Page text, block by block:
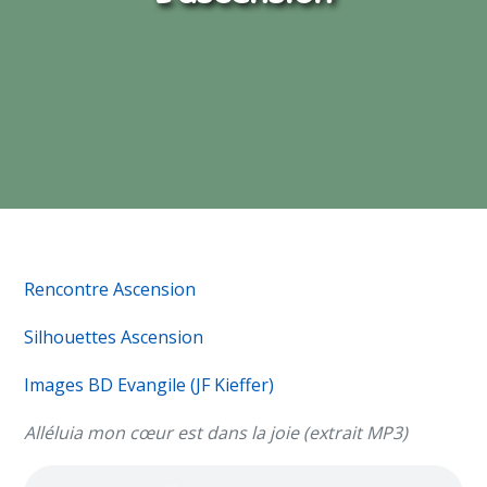
Rencontre Ascension
Silhouettes Ascension
Images BD Evangile (JF Kieffer)
Alléluia mon cœur est dans la joie (extrait MP3)